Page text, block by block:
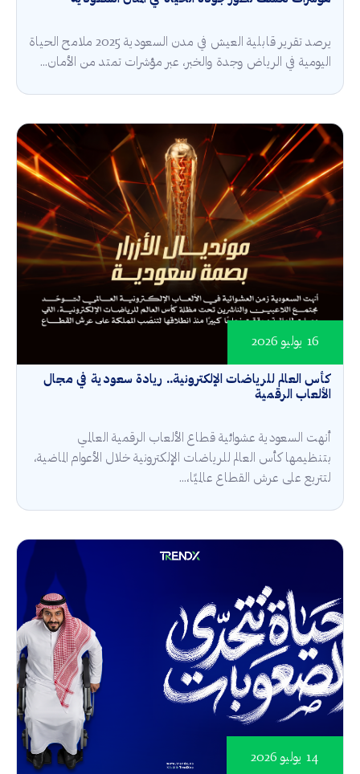
يرصد تقرير قابلية العيش في مدن السعودية 2025 ملامح الحياة
اليومية في الرياض وجدة والخبر، عبر مؤشرات تمتد من الأمان...
كأس العالم للرياضات الإلكترونية.. ريادة سعودية في مجال
الألعاب الرقمية
16 يوليو 2026
أنهت السعودية عشوائية قطاع الألعاب الرقمية العالمي
بتنظيمها كأس العالم للرياضات الإلكترونية خلال الأعوام الماضية،
لتتربع على عرش القطاع عالميًا،...
14 يوليو 2026